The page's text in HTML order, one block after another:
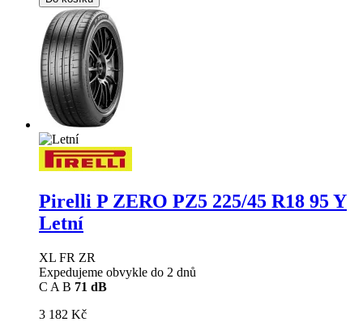
Pirelli P ZERO PZ5 225/45 R18 95 Y
Letní
XL FR ZR
Expedujeme obvykle do 2 dnů
C A B 71 dB
3 182 Kč